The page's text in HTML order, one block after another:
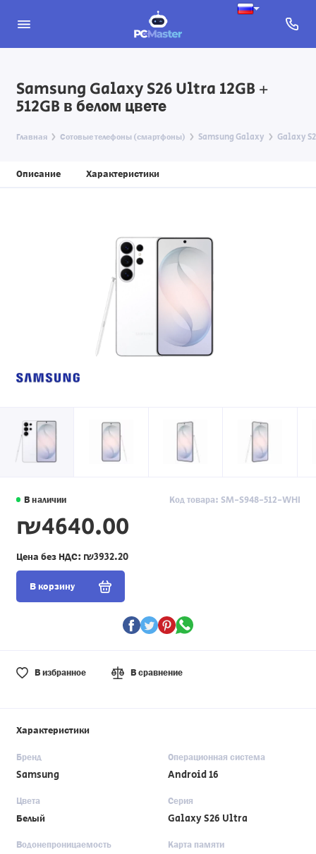
Samsung Galaxy S26 Ultra 12GB +
512GB в белом цвете
Главная Сотовые телефоны (смартфоны) Samsung Galaxy Galaxy
Описание Характеристики
В наличии Код товара: SM-S948-512-WHI
₪4640.00
Цена без НДС: ₪3932.20
В корзину
В избранное В сравнение
Характеристики
Бренд
Samsung
Операционная система
Android 16
Цвета
Белый
Серия
Galaxy S26 Ultra
Водонепроницаемость Карта памяти